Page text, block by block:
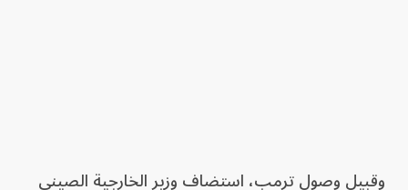
وقبيل وصول ترمب، استضاف وزير الخارجية الصيني